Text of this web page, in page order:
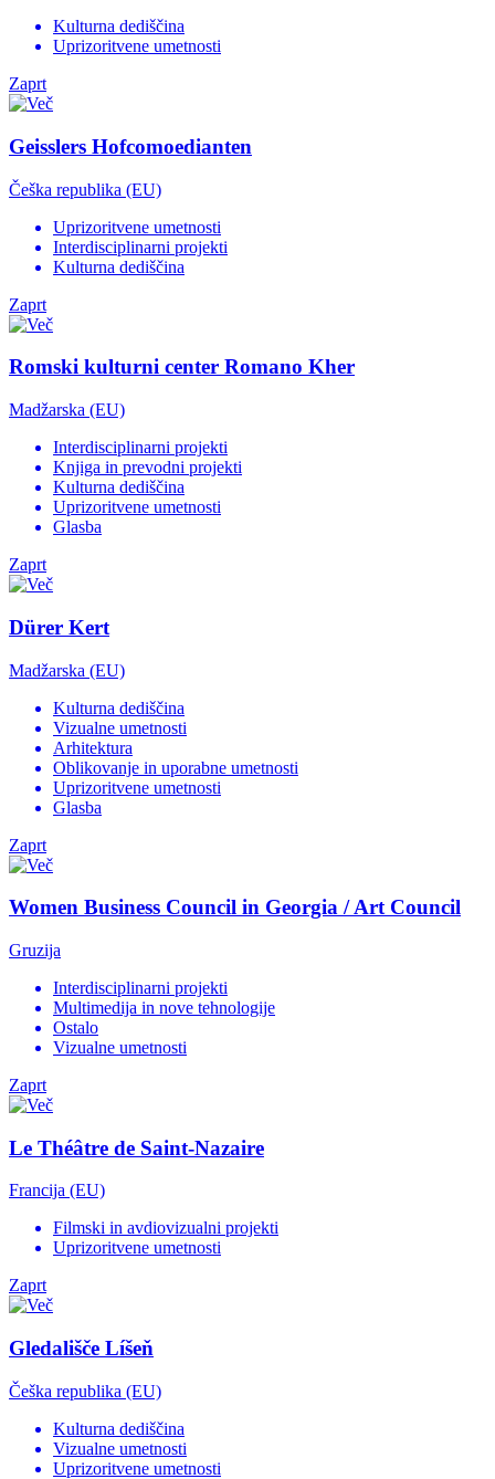
Kulturna dediščina
Uprizoritvene umetnosti
Zaprt
Geisslers Hofcomoedianten
Češka republika (EU)
Uprizoritvene umetnosti
Interdisciplinarni projekti
Kulturna dediščina
Zaprt
Romski kulturni center Romano Kher
Madžarska (EU)
Interdisciplinarni projekti
Knjiga in prevodni projekti
Kulturna dediščina
Uprizoritvene umetnosti
Glasba
Zaprt
Dürer Kert
Madžarska (EU)
Kulturna dediščina
Vizualne umetnosti
Arhitektura
Oblikovanje in uporabne umetnosti
Uprizoritvene umetnosti
Glasba
Zaprt
Women Business Council in Georgia / Art Council
Gruzija
Interdisciplinarni projekti
Multimedija in nove tehnologije
Ostalo
Vizualne umetnosti
Zaprt
Le Théâtre de Saint-Nazaire
Francija (EU)
Filmski in avdiovizualni projekti
Uprizoritvene umetnosti
Zaprt
Gledališče Líšeň
Češka republika (EU)
Kulturna dediščina
Vizualne umetnosti
Uprizoritvene umetnosti